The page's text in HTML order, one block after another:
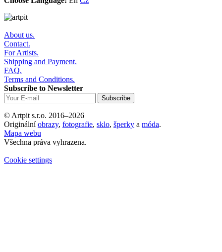
About us.
Contact.
For Artists.
Shipping and Payment.
FAQ.
Terms and Conditions.
Subscribe to Newsletter
© Artpit s.r.o. 2016–2026
Originálníobrazy, fotografie, sklo, šperky a móda.
Mapa webu
Všechna práva vyhrazena.
Cookie settings